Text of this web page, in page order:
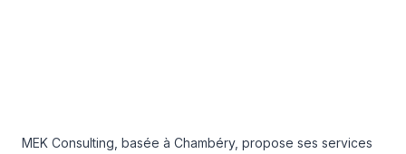
MEK Consulting, basée à Chambéry, propose ses services